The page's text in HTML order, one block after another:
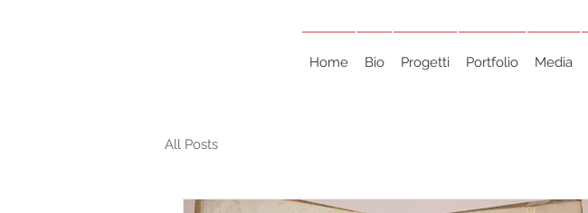
Home Bio Progetti Portfolio Media
All Posts